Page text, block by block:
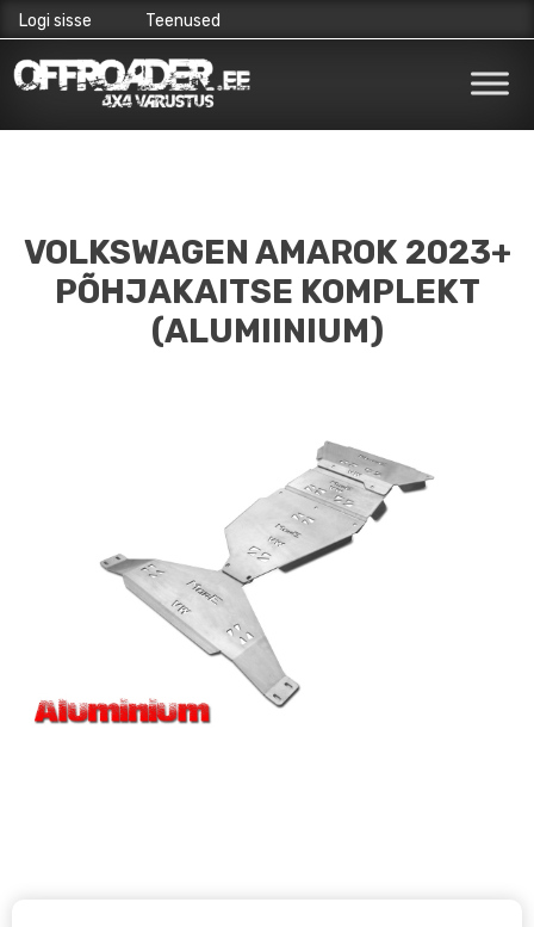
to
Logi sisse Teenused
VOLKSWAGEN AMAROK 2023+
PÕHJAKAITSE KOMPLEKT
(ALUMIINIUM)